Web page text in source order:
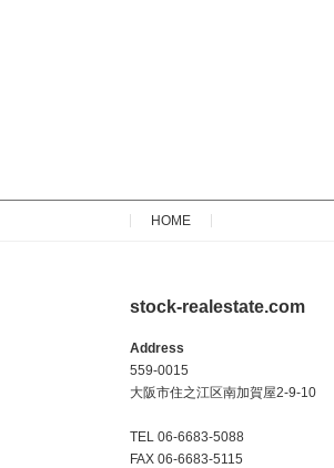
HOME
stock-realestate.com
Address
559-0015
大阪市住之江区南加賀屋2-9-10
TEL 06-6683-5088
FAX 06-6683-5115